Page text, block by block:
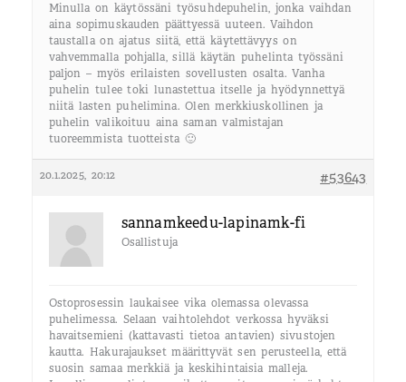
Minulla on käytössäni työsuhdepuhelin, jonka vaihdan
aina sopimuskauden päättyessä uuteen. Vaihdon
taustalla on ajatus siitä, että käytettävyys on
vahvemmalla pohjalla, sillä käytän puhelinta työssäni
paljon – myös erilaisten sovellusten osalta. Vanha
puhelin tulee toki lunastettua itselle ja hyödynnettyä
niitä lasten puhelimina. Olen merkkiuskollinen ja
puhelin valikoituu aina saman valmistajan
tuoreemmista tuotteista 🙂
20.1.2025, 20:12 #53643
sannamkeedu-lapinamk-fi
Osallistuja
Ostoprosessin laukaisee vika olemassa olevassa
puhelimessa. Selaan vaihtolehdot verkossa hyväksi
havaitsemieni (kattavasti tietoa antavien) sivustojen
kautta. Hakurajaukset määrittyvät sen perusteella, että
suosin samaa merkkiä ja keskihintaisia malleja.